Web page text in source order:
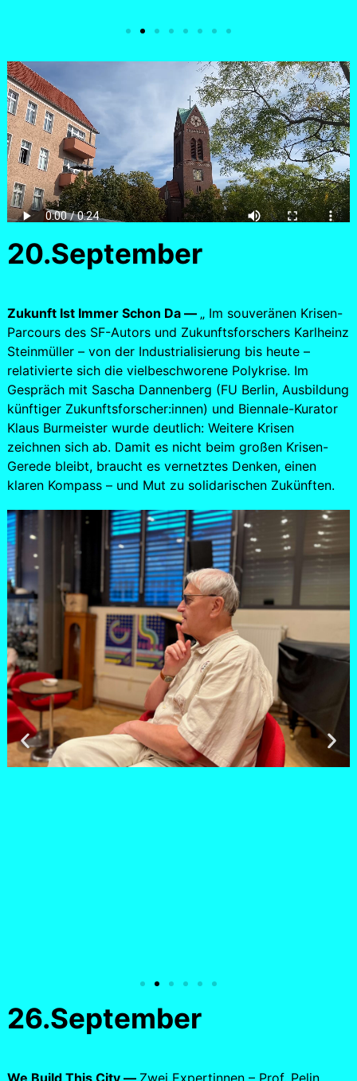
20.September
Zukunft Ist Immer Schon Da — „ Im souveränen Krisen-
Parcours des SF-Autors und Zukunftsforschers Karlheinz
Steinmüller – von der Industrialisierung bis heute –
relativierte sich die vielbeschworene Polykrise. Im
Gespräch mit Sascha Dannenberg (FU Berlin, Ausbildung
künftiger Zukunftsforscher:innen) und Biennale-Kurator
Klaus Burmeister wurde deutlich: Weitere Krisen
zeichnen sich ab. Damit es nicht beim großen Krisen-
Gerede bleibt, braucht es vernetztes Denken, einen
klaren Kompass – und Mut zu solidarischen Zukünften.
26.September
We Build This City — Zwei Expertinnen – Prof. Pelin